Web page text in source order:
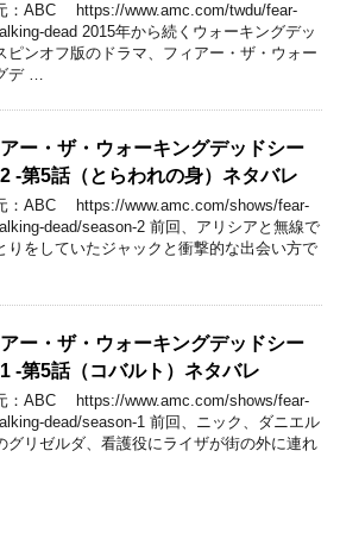
：ABC https://www.amc.com/twdu/fear-
dead 2015年から続くウォーキングデッ
ピンオフ版のドラマ、フィアー・ザ・ウォー
デ …
ー・ザ・ウォーキングデッドシー
-第5話（とらわれの身）ネタバレ
：ABC https://www.amc.com/shows/fear-
dead/season-2 前回、アリシアと無線で
りをしていたジャックと衝撃的な出会い方で
ー・ザ・ウォーキングデッドシー
-第5話（コバルト）ネタバレ
：ABC https://www.amc.com/shows/fear-
dead/season-1 前回、ニック、ダニエル
グリゼルダ、看護役にライザが街の外に連れ